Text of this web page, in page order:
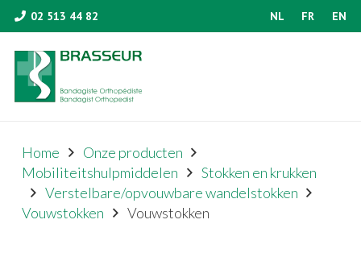
02 513 44 82 NL FR EN
Home
Onze producten
Mobiliteitshulpmiddelen
Stokken en krukken
Verstelbare/opvouwbare wandelstokken
Vouwstokken
Vouwstokken